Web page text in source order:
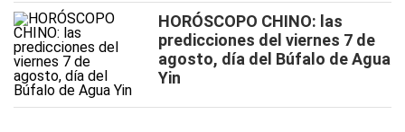
HORÓSCOPO CHINO: las
predicciones del viernes 7 de
agosto, día del Búfalo de Agua
Yin